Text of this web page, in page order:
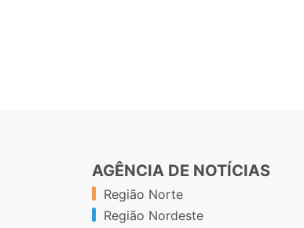
AGÊNCIA DE NOTÍCIAS
Região Norte
Região Nordeste